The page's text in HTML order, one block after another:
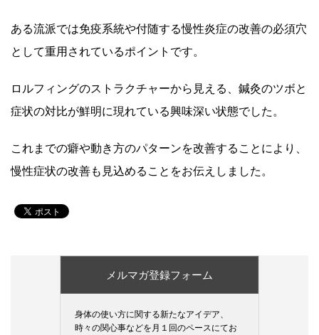
ある流派では免疫系統や付随する慢性炎症の改善の必須穴
として重用されているポイントです。
ロルフィングのストラクチャーから見える、鍼灸のツボと
症状の対比が鮮明に現れている興味深い状態でした。
これまでの癖や動き方のパターンを改善することにより、
慢性症状の改善も見込めることをお伝えしました。
メルマガ登録フォーム
身体の使い方に関する新たなアイデア、
時々の関心事などを月１回のペースにてお